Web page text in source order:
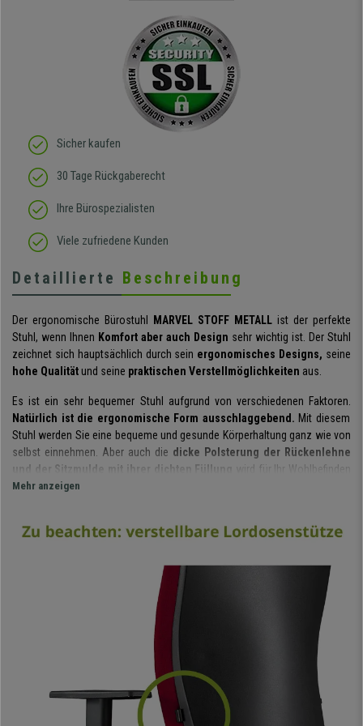
sitzt darin auch wirklich
gut! Die Sitzfläche, eine
Art straffes aber auch
elastisches Gewebe passt
sich der
Körperbewegung an.
Klare Kaufempfehlung!
Sicher kaufen
30 Tage Rückgaberecht
Ihre Bürospezialisten
Viele zufriedene Kunden
Detaillierte Beschreibung
Der ergonomische Bürostuhl MARVEL STOFF METALL ist der perfekte
Stuhl, wenn Ihnen Komfort aber auch Design sehr wichtig ist. Der Stuhl
zeichnet sich hauptsächlich durch sein ergonomisches Designs, seine
hohe Qualitätund seine praktischen Verstellmöglichkeiten aus.
Es ist ein sehr bequemer Stuhl aufgrund von verschiedenen Faktoren.
Natürlich ist die ergonomische Form ausschlaggebend. Mit diesem
Stuhl werden Sie eine bequeme und gesunde Körperhaltung ganz wie von
selbst einnehmen. Aber auch die dicke Polsterung der Rückenlehne
und der Sitzmulde
mit ihrer dichten Füllung
wird für Ihr Wohlbefinden
im Alltag sorgen.
Ihren Bedürfnissen optimal anpassen lässt.Die höhenverstellbare
Sie an den wichtigsten Punkten Ihres Rückens unterstützen.
Rückenbeschwerden wird somit vorgebeugt.
Die Armlehnen sind höhenverstellbar und die Kopfstütze ist
besonders weich gepolstert.
All diese Verstellmöglichkeiten machen
Zum maximalen Komfortgefühl trägt auch die
Synchronmechanik der
Rückenlehnebei. Hierbei handelt es sich um ein sehr nützliches System.
Es ermöglicht, dass sich die Rückenlehne einerseits nach hinten wippen
Mehr anzeigen